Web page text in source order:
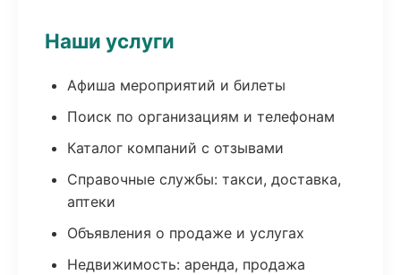
Наши услуги
Афиша мероприятий и билеты
Поиск по организациям и телефонам
Каталог компаний с отзывами
Справочные службы: такси, доставка,
аптеки
Объявления о продаже и услугах
Недвижимость: аренда, продажа